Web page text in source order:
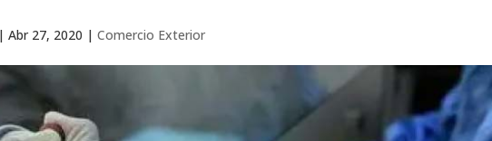
|Abr 27, 2020 |Comercio Exterior